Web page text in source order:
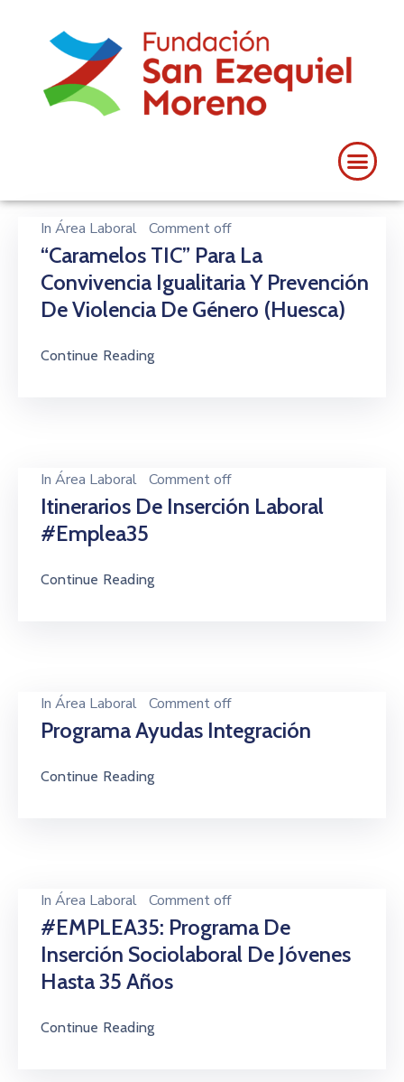
In Área Laboral Comment off
“Caramelos TIC” Para La
Convivencia Igualitaria Y Prevención
De Violencia De Género (Huesca)
Continue Reading
In Área Laboral Comment off
Itinerarios De Inserción Laboral
#Emplea35
Continue Reading
In Área Laboral Comment off
Programa Ayudas Integración
Continue Reading
In Área Laboral Comment off
#EMPLEA35: Programa De
Inserción Sociolaboral De Jóvenes
Hasta 35 Años
Continue Reading